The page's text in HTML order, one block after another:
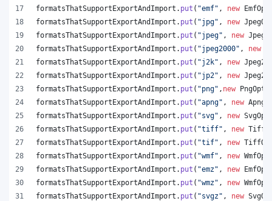
formatsThatSupportExportAndImport . put ( "emf" , new
formatsThatSupportExportAndImport . put ( "jpg" , new
formatsThatSupportExportAndImport . put ( "jpeg" , new
formatsThatSupportExportAndImport . put ( "jpeg2000" , new
formatsThatSupportExportAndImport . put ( "j2k" , new
formatsThatSupportExportAndImport . put ( "jp2" , new
formatsThatSupportExportAndImport . put ( "png" , new
formatsThatSupportExportAndImport . put ( "apng" , new
formatsThatSupportExportAndImport . put ( "svg" , new
formatsThatSupportExportAndImport . put ( "tiff" , new
formatsThatSupportExportAndImport . put ( "tif" , new
formatsThatSupportExportAndImport . put ( "wmf" , new
formatsThatSupportExportAndImport . put ( "emz" , new
formatsThatSupportExportAndImport . put ( "wmz" , new
formatsThatSupportExportAndImport . put ( "svgz" , new